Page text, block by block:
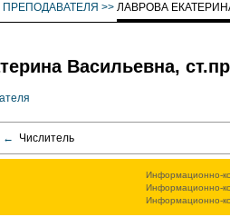
>> ЛАВРОВА
Васильевна,
← Числитель
Информационно-
Информационно-
Информационно-